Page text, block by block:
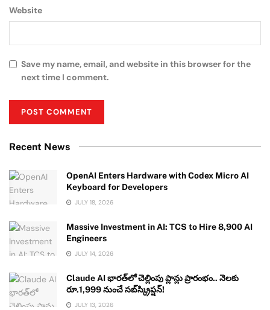
Website
Save my name, email, and website in this browser for the
next time I comment.
Recent News
OpenAI Enters Hardware with Codex Micro AI
Keyboard for Developers
JULY 18, 2026
Massive Investment in AI: TCS to Hire 8,900 AI
Engineers
JULY 14, 2026
Claude AI భారత్‌లో చెల్లింపు ప్లాన్లు ప్రారంభం.. నెలకు
రూ.1,999 నుంచే సబ్‌స్క్రిప్షన్!
JULY 13, 2026